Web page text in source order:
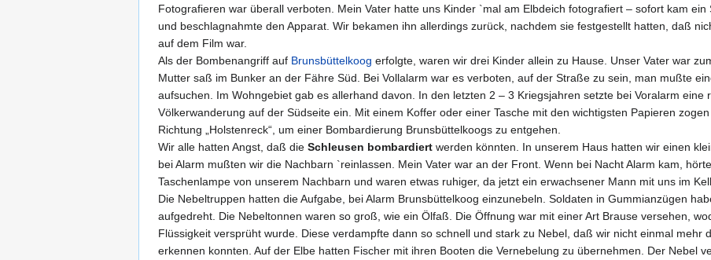
Fotografieren war überall verboten. Mein Vater hatte uns Kinder `mal am Elbdeich fotografiert – sofort kam ein
und beschlagnahmte den Apparat. Wir bekamen ihn allerdings zurück, nachdem sie festgestellt hatten, daß
auf dem Film war.
Als der Bombenangriff auf Brunsbüttelkoog erfolgte, waren wir drei Kinder allein zu Hause. Unser Vater war
Mutter saß im Bunker an der Fähre Süd. Bei Vollalarm war es verboten, auf der Straße zu sein, man mußte
aufsuchen. Im Wohngebiet gab es allerhand davon. In den letzten 2 – 3 Kriegsjahren setzte bei Voralarm eine
Völkerwanderung auf der Südseite ein. Mit einem Koffer oder einer Tasche mit den wichtigsten Papieren
Richtung „Holstenreck“, um einer Bombardierung Brunsbüttelkoogs zu entgehen.
Wir alle hatten Angst, daß die Schleusen bombardiert werden könnten. In unserem Haus hatten wir einen
bei Alarm mußten wir die Nachbarn `reinlassen. Mein Vater war an der Front. Wenn bei Nacht Alarm kam,
Taschenlampe von unserem Nachbarn und waren etwas ruhiger, da jetzt ein erwachsener Mann mit uns im
Die Nebeltruppen hatten die Aufgabe, bei Alarm Brunsbüttelkoog einzunebeln. Soldaten in Gummianzügen
aufgedreht. Die Nebeltonnen waren so groß, wie ein Ölfaß. Die Öffnung war mit einer Art Brause versehen,
Flüssigkeit versprüht wurde. Diese verdampfte dann so schnell und stark zu Nebel, daß wir nicht einmal mehr
erkennen konnten. Auf der Elbe hatten Fischer mit ihren Booten die Vernebelung zu übernehmen. Der Nebel